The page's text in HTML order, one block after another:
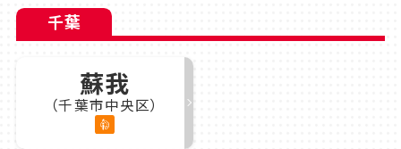
千葉
蘇我
（千葉市中央区）